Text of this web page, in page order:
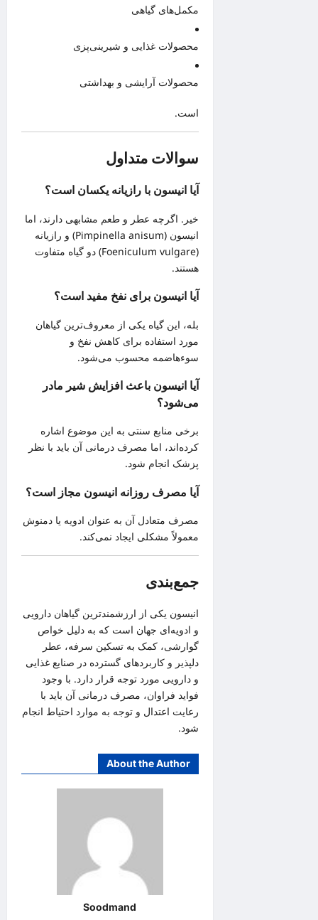
مکمل‌های گیاهی
محصولات غذایی و شیرینی‌پزی
محصولات آرایشی و بهداشتی
است.
سوالات متداول
آیا انیسون با رازیانه یکسان است؟
خیر. اگرچه عطر و طعم مشابهی دارند، اما
انیسون (Pimpinella anisum) و رازیانه
(Foeniculum vulgare) دو گیاه متفاوت
هستند.
آیا انیسون برای نفخ مفید است؟
بله، این گیاه یکی از معروف‌ترین گیاهان
مورد استفاده برای کاهش نفخ و
سوءهاضمه محسوب می‌شود.
آیا انیسون باعث افزایش شیر مادر
می‌شود؟
برخی منابع سنتی به این موضوع اشاره
کرده‌اند، اما مصرف درمانی آن باید با نظر
پزشک انجام شود.
آیا مصرف روزانه انیسون مجاز است؟
مصرف متعادل آن به عنوان ادویه یا دمنوش
معمولاً مشکلی ایجاد نمی‌کند.
جمع‌بندی
انیسون یکی از ارزشمندترین گیاهان دارویی
و ادویه‌ای جهان است که به دلیل خواص
گوارشی، کمک به تسکین سرفه، عطر
دلپذیر و کاربردهای گسترده در صنایع غذایی
و دارویی مورد توجه قرار دارد. با وجود
فواید فراوان، مصرف درمانی آن باید با
رعایت اعتدال و توجه به موارد احتیاط انجام
شود.
About the Author
Soodmand